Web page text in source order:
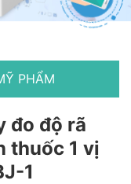
PHẨM
đo độ rã
thuốc 1 vị
1